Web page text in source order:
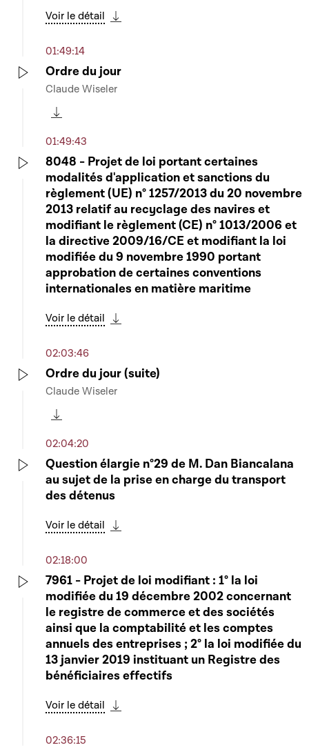
Voir le détail
01:49:14
Ordre du jour
Claude Wiseler
01:49:43
8048 - Projet de loi portant certaines
modalités d'application et sanctions du
règlement (UE) n° 1257/2013 du 20 novembre
2013 relatif au recyclage des navires et
modifiant le règlement (CE) n° 1013/2006 et
la directive 2009/16/CE et modifiant la loi
modifiée du 9 novembre 1990 portant
approbation de certaines conventions
internationales en matière maritime
Voir le détail
02:03:46
Ordre du jour (suite)
Claude Wiseler
02:04:20
Question élargie n°29 de M. Dan Biancalana
au sujet de la prise en charge du transport
des détenus
Voir le détail
02:18:00
7961 - Projet de loi modifiant : 1° la loi
modifiée du 19 décembre 2002 concernant
le registre de commerce et des sociétés
ainsi que la comptabilité et les comptes
annuels des entreprises ; 2° la loi modifiée du
13 janvier 2019 instituant un Registre des
bénéficiaires effectifs
Voir le détail
02:36:15